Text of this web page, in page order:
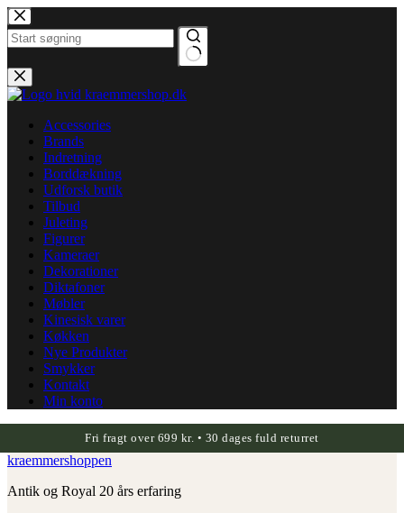
Fortsæt
til
indhold
Ingen
resultater
Accessories
Brands
Indretning
Borddækning
Udforsk butik
Tilbud
Juleting
Figurer
Kameraer
Dekorationer
Diktafoner
Møbler
Kinesisk varer
Køkken
Nye Produkter
Smykker
Kontakt
Min konto
Fri fragt over 699 kr. • 30 dages fuld returret
kraemmershoppen
Antik og Royal 20 års erfaring